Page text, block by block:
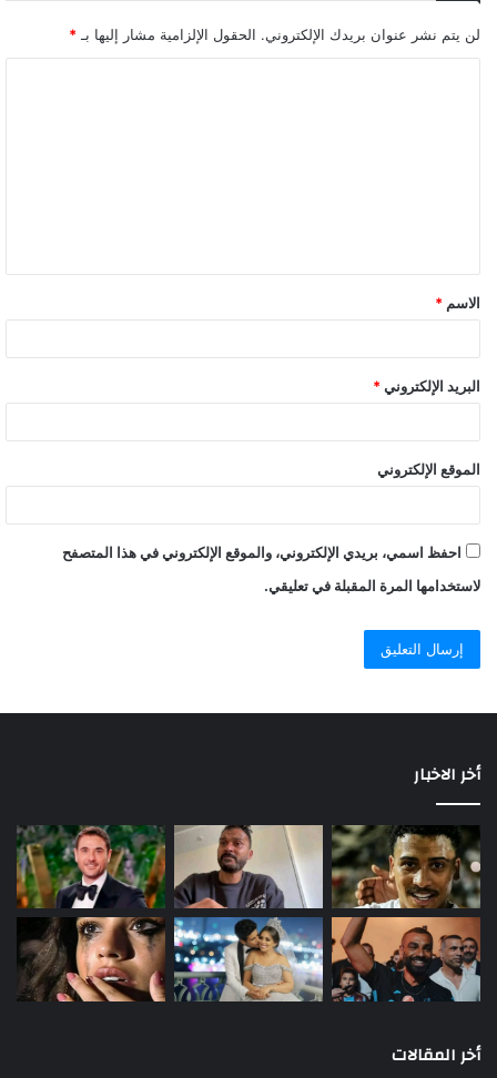
لن يتم نشر عنوان بريدك الإلكتروني. الحقول الإلزامية مشار إليها بـ *
الاسم *
البريد الإلكتروني *
الموقع الإلكتروني
احفظ اسمي، بريدي الإلكتروني، والموقع الإلكتروني في هذا المتصفح
لاستخدامها المرة المقبلة في تعليقي.
أخر الاخبار
أخر المقالات